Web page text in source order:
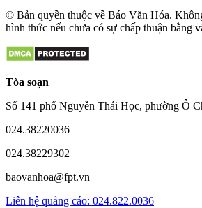
© Bản quyền thuộc về Báo Văn Hóa.
hình thức nếu chưa có sự chấp thuận bằng
Tòa soạn
Số 141 phố Nguyễn Thái Học, phường Ô
024.38220036
024.38229302
baovanhoa@fpt.vn
Liên hệ quảng cáo: 024.822.0036